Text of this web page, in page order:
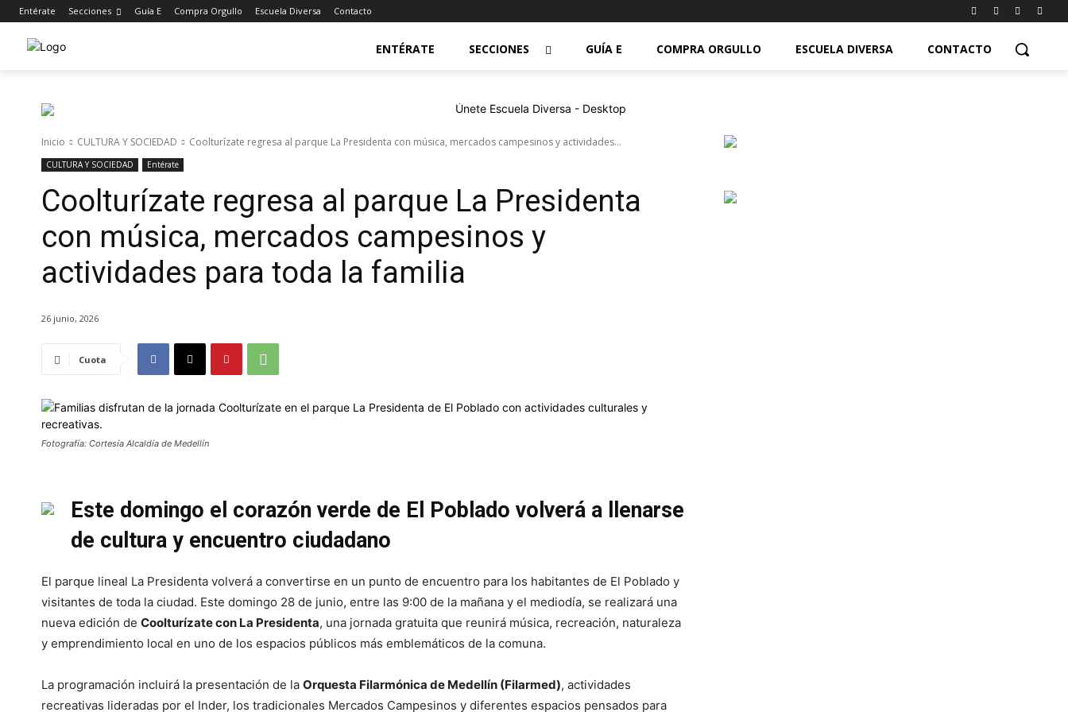
Entérate Secciones Guía E Compra Orgullo Escuela Diversa Contacto
ENTÉRATE SECCIONES GUÍA E COMPRA ORGULLO ESCUELA DIVERSA CONTACTO
Inicio CULTURA Y SOCIEDAD Coolturízate regresa al parque La Presidenta con música, mercados campesinos y actividades...
CULTURA Y SOCIEDAD Entérate
Coolturízate regresa al parque La Presidenta
con música, mercados campesinos y
actividades para toda la familia
26 junio, 2026
Cuota
Fotografía: Cortesía Alcaldía de Medellín
Este domingo el corazón verde de El Poblado volverá a llenarse
de cultura y encuentro ciudadano
El parque lineal La Presidenta volverá a convertirse en un punto de encuentro para los habitantes de El Poblado y
visitantes de toda la ciudad. Este domingo 28 de junio, entre las 9:00 de la mañana y el mediodía, se realizará una
nueva edición de Coolturízate con La Presidenta, una jornada gratuita que reunirá música, recreación, naturaleza
y emprendimiento local en uno de los espacios públicos más emblemáticos de la comuna.
La programación incluirá la presentación de la Orquesta Filarmónica de Medellín (Filarmed), actividades
recreativas lideradas por el Inder, los tradicionales Mercados Campesinos y diferentes espacios pensados para